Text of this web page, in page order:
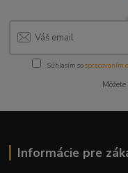
Súhlasím sospracovaním
Informácie pre